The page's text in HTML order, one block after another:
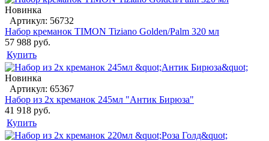
Новинка
Артикул: 56732
Набор креманок TIMON Tiziano Golden/Palm 320 мл
57 988 руб.
Купить
Новинка
Артикул: 65367
Набор из 2х креманок 245мл "Антик Бирюза"
41 918 руб.
Купить